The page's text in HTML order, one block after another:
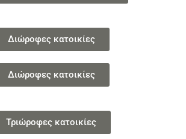
Διώροφες κατοικίες
Διώροφες κατοικίες
Τριώροφες κατοικίες